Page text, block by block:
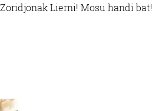
Zoridjonak Lierni! Mosu handi bat!